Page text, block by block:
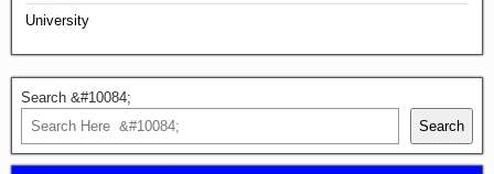
University
Search &#10084;
Search